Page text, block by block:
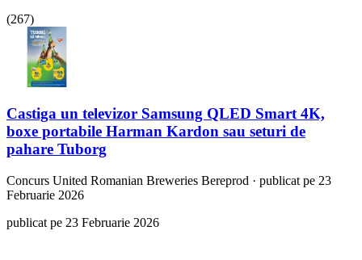
(267)
Castiga un televizor Samsung QLED Smart 4K,
boxe portabile Harman Kardon sau seturi de
pahare Tuborg
Concurs United Romanian Breweries Bereprod · publicat pe 23
Februarie 2026
publicat pe 23 Februarie 2026